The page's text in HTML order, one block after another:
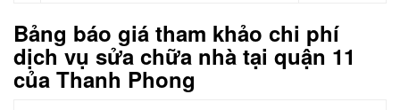
Bảng báo giá tham khảo chi phí
dịch vụ sửa chữa nhà tại quận 11
của Thanh Phong